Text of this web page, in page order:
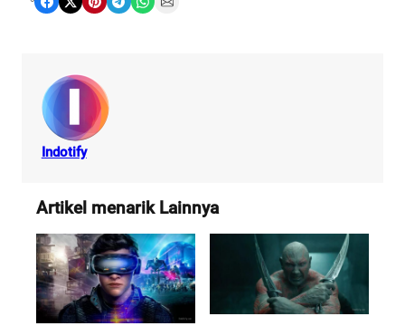
Indotify
Artikel menarik Lainnya